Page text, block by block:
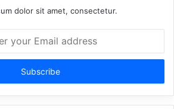
dolor sit amet, consectetur.